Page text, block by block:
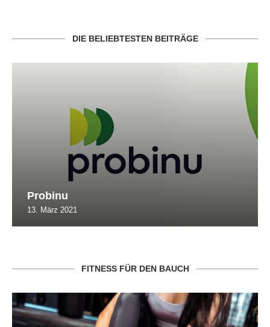
DIE BELIEBTESTEN BEITRÄGE
Probinu
13. März 2021
FITNESS FÜR DEN BAUCH